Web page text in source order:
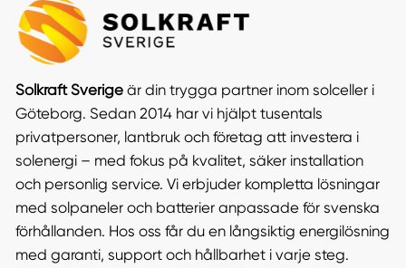
Solkraft Sverigeär din trygga partner inom solceller i
Göteborg. Sedan 2014 har vi hjälpt tusentals
privatpersoner, lantbruk och företag att investera i
solenergi – med fokus på kvalitet, säker installation
och personlig service. Vi erbjuder kompletta lösningar
med solpaneler och batterier anpassade för svenska
förhållanden. Hos oss får du en långsiktig energilösning
med garanti, support och hållbarhet i varje steg.